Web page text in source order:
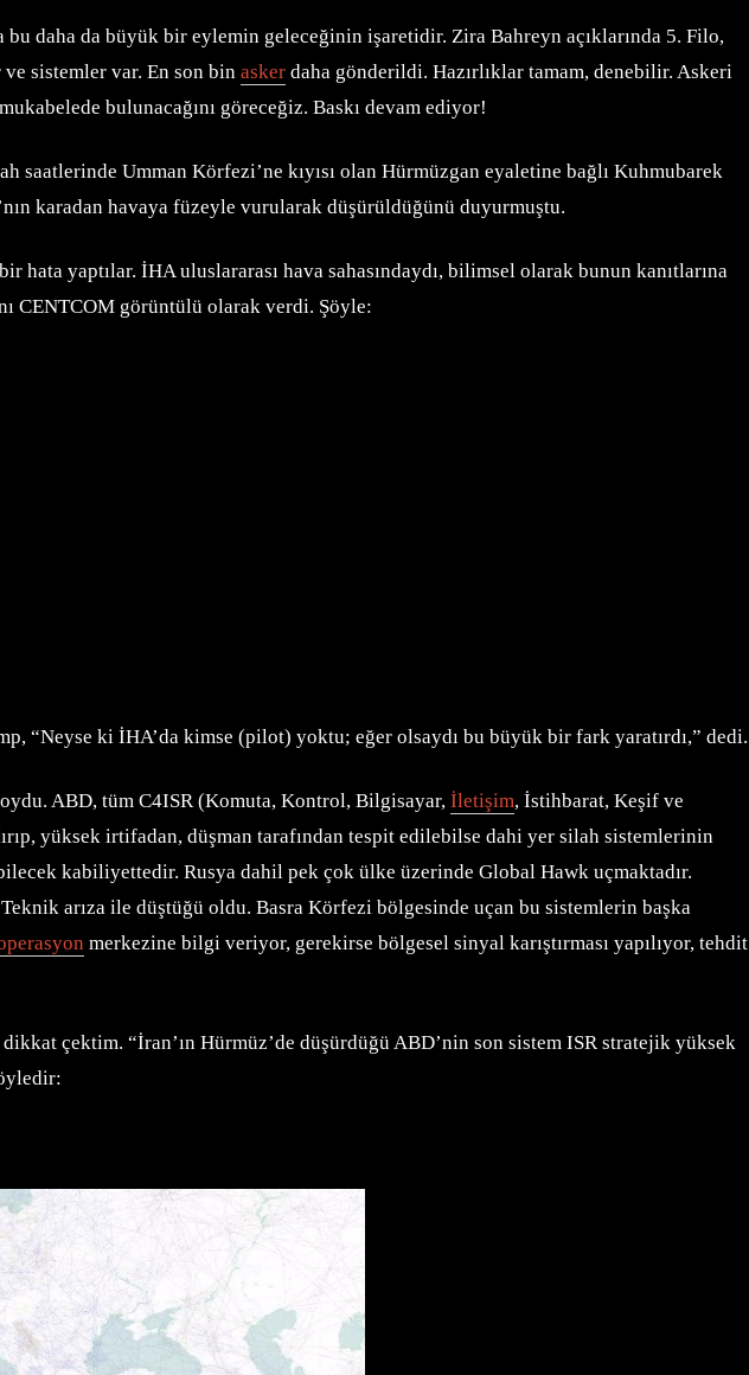
daha da büyük bir eylemin geleceğinin işaretidir. Zira Bahreyn açıklarında 5. Filo,
sistemler var. En son bin asker daha gönderildi. Hazırlıklar tamam, denebilir. Askeri
bulunacağını göreceğiz. Baskı devam ediyor!
saatlerinde Umman Körfezi’ne kıyısı olan Hürmüzgan eyaletine bağlı Kuhmubarek
karadan havaya füzeyle vurularak düşürüldüğünü duyurmuştu.
hata yaptılar. İHA uluslararası hava sahasındaydı, bilimsel olarak bunun kanıtlarına
CENTCOM görüntülü olarak verdi. Şöyle:
ki İHA’da kimse (pilot) yoktu; eğer olsaydı bu büyük bir fark yaratırdı,” dedi.
ABD, tüm C4ISR (Komuta, Kontrol, Bilgisayar, İletişim, İstihbarat, Keşif ve
yüksek irtifadan, düşman tarafından tespit edilebilse dahi yer silah sistemlerinin
kabiliyettedir. Rusya dahil pek çok ülke üzerinde Global Hawk uçmaktadır.
arıza ile düştüğü oldu. Basra Körfezi bölgesinde uçan bu sistemlerin başka
merkezine bilgi veriyor, gerekirse bölgesel sinyal karıştırması yapılıyor, tehdit
çektim. “İran’ın Hürmüz’de düşürdüğü ABD’nin son sistem ISR stratejik yüksek